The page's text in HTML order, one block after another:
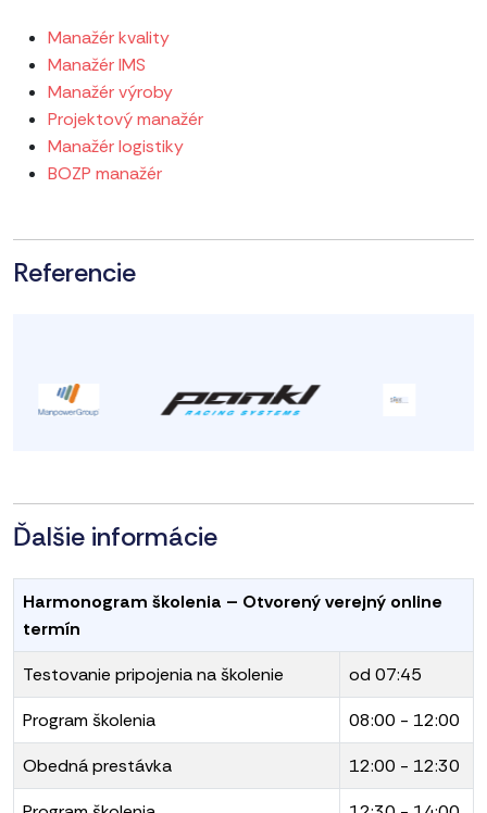
Manažér kvality
Manažér IMS
Manažér výroby
Projektový manažér
Manažér logistiky
BOZP manažér
Referencie
Ďalšie informácie
Harmonogram školenia – Otvorený verejný online
termín
Testovanie pripojenia na školenie
od 07:45
Program školenia
08:00 - 12:00
Obedná prestávka
12:00 - 12:30